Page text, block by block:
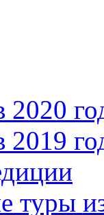
туры